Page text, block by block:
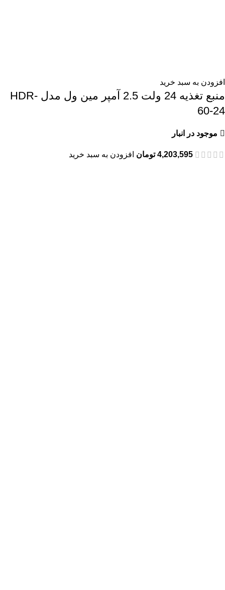
افزودن به سبد خرید
منبع تغذیه 24 ولت 2.5 آمپر مین ول مدل HDR-
60-24
موجود در انبار
4,203,595 تومان افزودن به سبد خرید